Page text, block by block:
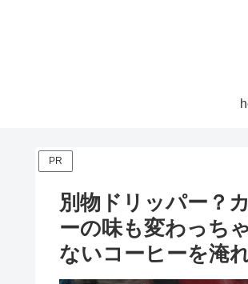
PR
別物ドリッパー？
ーの味も変わっち
ないコーヒーを淹